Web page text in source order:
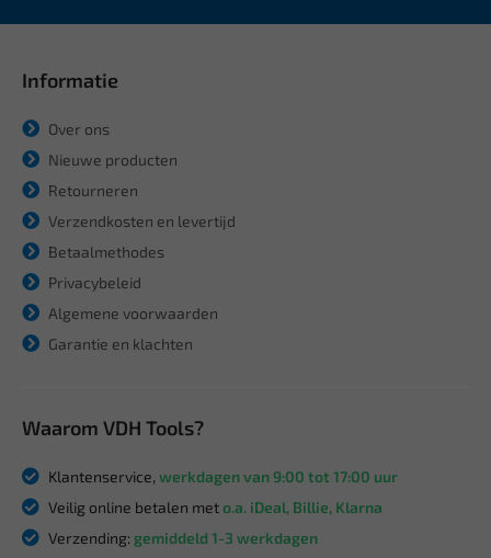
Informatie
Over ons
Nieuwe producten
Retourneren
Verzendkosten en levertijd
Betaalmethodes
Privacybeleid
Algemene voorwaarden
Garantie en klachten
Waarom VDH Tools?
Klantenservice, werkdagen van 9:00 tot 17:00 uur
Veilig online betalen meto.a. iDeal, Billie, Klarna
Verzending: gemiddeld 1-3 werkdagen